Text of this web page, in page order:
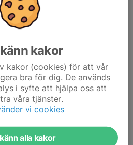
11 -35
0 0
0
0 0
kakor
kakor (cookies) för att vår
bra för dig. De används
i syfte att hjälpa oss att
våra tjänster.
vi cookies
alla kakor